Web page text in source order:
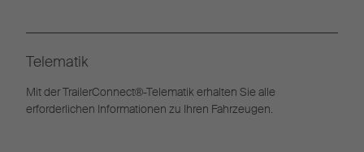
Telematik
Mit der TrailerConnect®-Telematik erhalten Sie alle
erforderlichen Informationen zu Ihren Fahrzeugen.